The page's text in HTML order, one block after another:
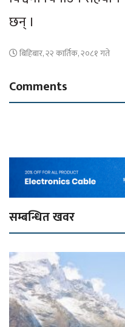
छन् ।
बिहिबार, २२ कार्तिक, २०८१ गते
Comments
सम्बन्धित खवर